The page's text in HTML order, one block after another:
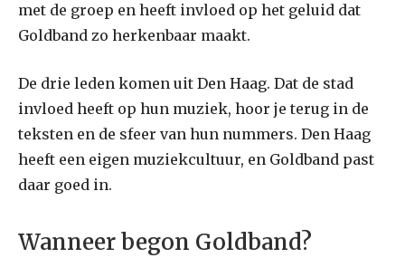
met de groep en heeft invloed op het geluid dat
Goldband zo herkenbaar maakt.
De drie leden komen uit Den Haag. Dat de stad
invloed heeft op hun muziek, hoor je terug in de
teksten en de sfeer van hun nummers. Den Haag
heeft een eigen muziekcultuur, en Goldband past
daar goed in.
Wanneer begon Goldband?